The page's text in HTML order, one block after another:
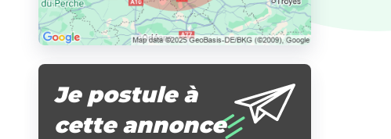
Je postule à
cette annonce